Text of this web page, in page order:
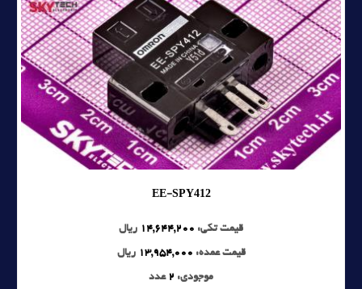
EE-SPY412
قیمت تکی: 14,644,200 ریال
قیمت عمده: 13,954,000 ریال
موجودی: 2 عدد